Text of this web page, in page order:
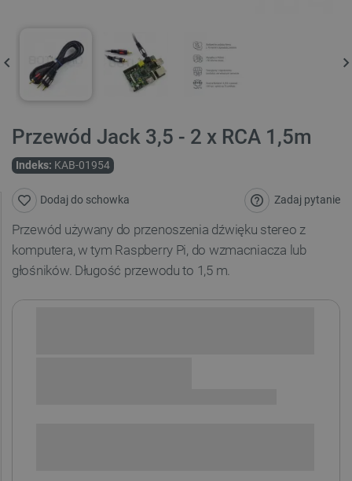
Przewód Jack 3,5 - 2 x RCA 1,5m
Indeks: KAB-01954
Zadaj pytanie
Dodaj do schowka
Przewód używany do przenoszenia dźwięku stereo z
komputera, w tym Raspberry Pi, do wzmacniacza lub
głośników. Długość przewodu to 1,5 m.